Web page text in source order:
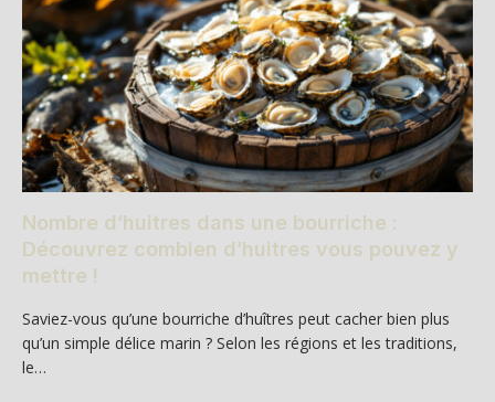
Nombre d’huitres dans une bourriche :
Découvrez combien d’huitres vous pouvez y
mettre !
Saviez-vous qu’une bourriche d’huîtres peut cacher bien plus
qu’un simple délice marin ? Selon les régions et les traditions,
le…